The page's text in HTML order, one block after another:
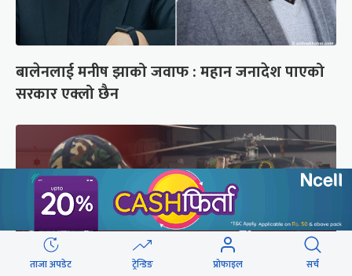
बालेनलाई मनीष झाको जवाफ : महान जनादेश पाएको
सरकार एक्लो छैन
ताजा अपडेट ट्रेन्डिङ प्रोफाइल सर्च